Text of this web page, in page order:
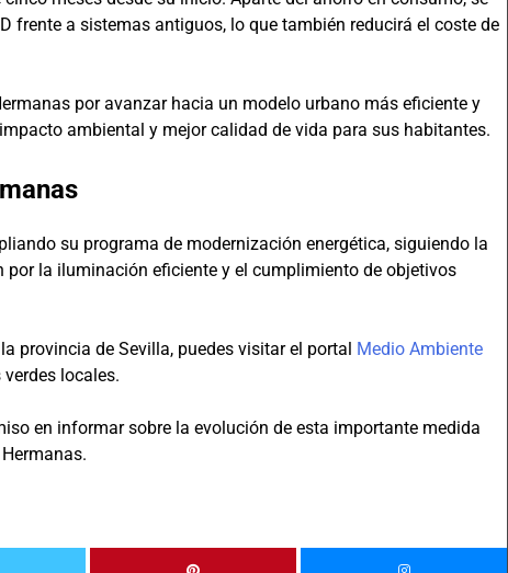
frente a sistemas antiguos, lo que también reducirá el coste de
por avanzar hacia un modelo urbano más eficiente y
ambiental y mejor calidad de vida para sus habitantes.
su programa de modernización energética, siguiendo la
la iluminación eficiente y el cumplimiento de objetivos
provincia de Sevilla, puedes visitar el portal Medio Ambiente
locales.
en informar sobre la evolución de esta importante medida